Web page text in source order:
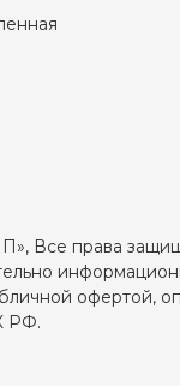
Все права
офертой,
РФ.